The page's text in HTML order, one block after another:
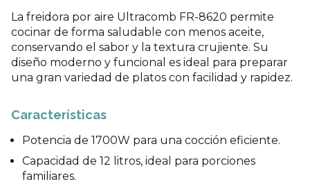
La freidora por aire Ultracomb FR-8620 permite
cocinar de forma saludable con menos aceite,
conservando el sabor y la textura crujiente. Su
diseño moderno y funcional es ideal para preparar
una gran variedad de platos con facilidad y rapidez.
Características
Potencia de 1700W para una cocción eficiente.
Capacidad de 12 litros, ideal para porciones
familiares.